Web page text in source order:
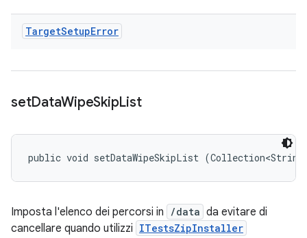
TargetSetupError
setDataWipeSkipList
public void setDataWipeSkipList
Imposta l'elenco dei percorsi in /data da evitare di
cancellare quando utilizzi ITestsZipInstaller